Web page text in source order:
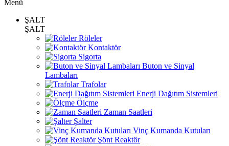
Menü
ŞALT
ŞALT
Röleler
Kontaktör
Sigorta
Buton ve Sinyal
Lambaları
Trafolar
Enerji Dağıtım Sistemleri
Ölçme
Zaman Saatleri
Şalter
Vinç Kumanda Kutuları
Şönt Reaktör